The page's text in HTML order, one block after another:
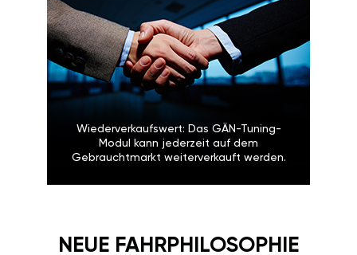
Modul kann jederzeit auf dem
Gebrauchtmarkt weiterverkauft werden.